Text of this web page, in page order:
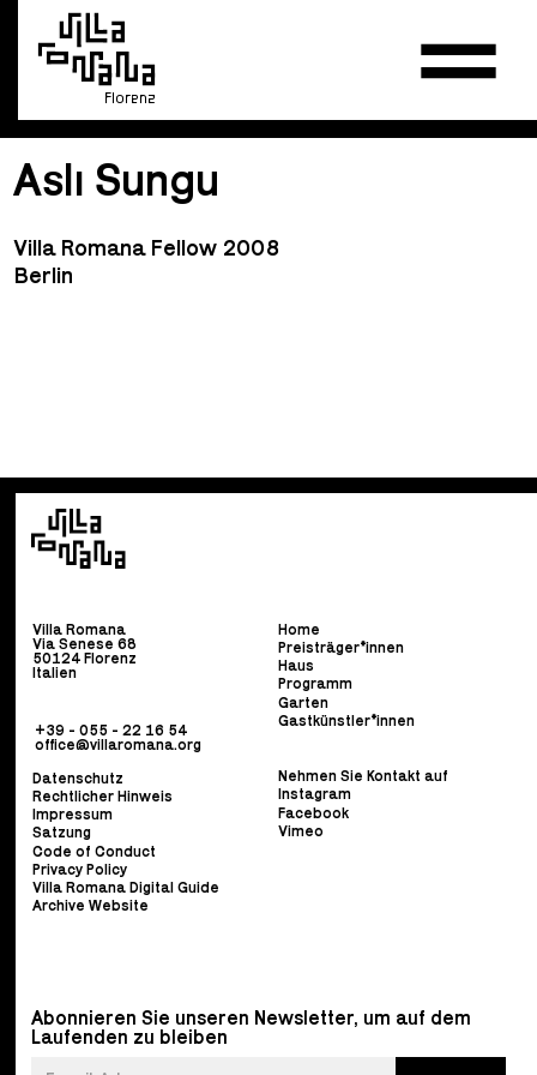
Florenz
Aslı Sungu
Villa Romana Fellow 2008
Berlin
Villa Romana
Via Senese 68
50124 Florenz
Italien
+39 - 055 - 22 16 54
office@villaromana.org
Home
Preisträger*innen
Haus
Programm
Garten
Gastkünstler*innen
Datenschutz
Rechtlicher Hinweis
Impressum
Satzung
Code of Conduct
Privacy Policy
Villa Romana Digital Guide
Archive Website
Nehmen Sie Kontakt auf
Instagram
Facebook
Vimeo
Abonnieren Sie unseren Newsletter, um auf dem
Laufenden zu bleiben